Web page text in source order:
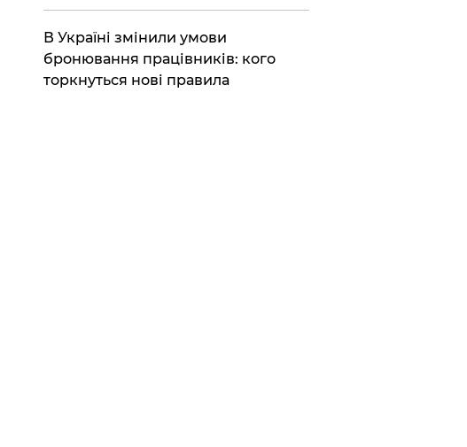
В Україні змінили умови
бронювання працівників: кого
торкнуться нові правила